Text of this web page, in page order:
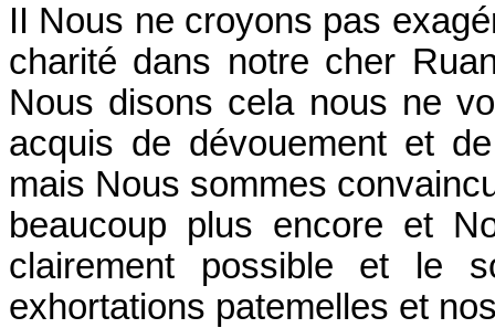
II Nous ne croyons pas
charité dans notre cher
Nous disons cela nous ne
acquis de dévouement et
mais Nous sommes
beaucoup plus encore et
clairement possible et le
exhortations patemelles et